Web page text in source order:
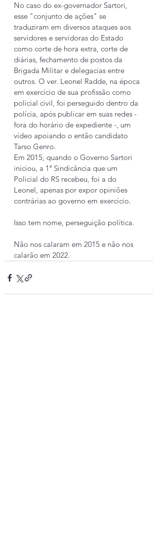
No caso do ex-governador Sartori,
esse "conjunto de ações" se
traduziram em diversos ataques aos
servidores e servidoras do Estado
como corte de hora extra, corte de
diárias, fechamento de postos da
Brigada Militar e delegacias entre
outros. O ver. Leonel Radde, na época
em exercício de sua profissão como
policial civil, foi perseguido dentro da
polícia, após publicar em suas redes -
fora do horário de expediente -, um
vídeo apoiando o então candidato
Tarso Genro.
Em 2015, quando o Governo Sartori
iniciou, a 1ª Sindicância que um
Policial do RS recebeu, foi a do
Leonel, apenas por expor opiniões
contrárias ao governo em exercício.
Isso tem nome, perseguição política.
Não nos calaram em 2015 e não nos
calarão em 2022.